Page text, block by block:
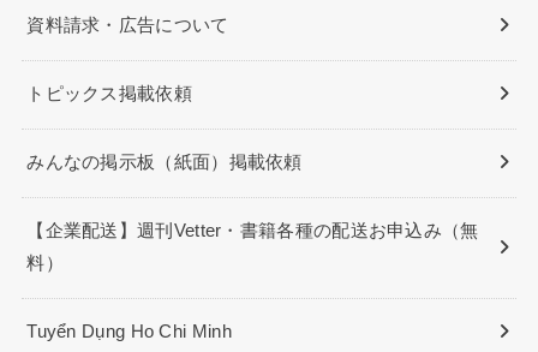
資料請求・広告について
トピックス掲載依頼
みんなの掲示板（紙面）掲載依頼
【企業配送】週刊Vetter・書籍各種の配送お申込み（無
料）
Tuyển Dụng Ho Chi Minh